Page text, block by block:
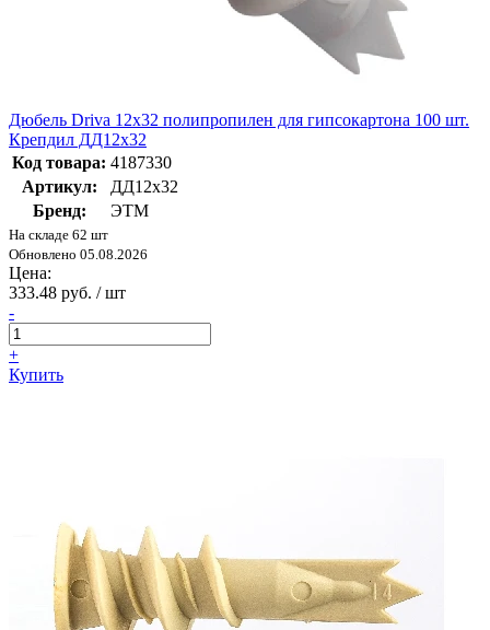
Дюбель Driva 12х32 полипропилен для гипсокартона 100 шт.
Крепдил ДД12х32
Код товара: 4187330
Артикул:
ДД12х32
Бренд:
ЭТМ
На складе 62 шт
Обновлено 05.08.2026
Цена:
333.48 руб. / шт
-
+
Купить